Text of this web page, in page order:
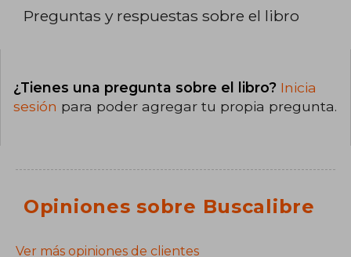
Preguntas y respuestas sobre el libro
¿Tienes una pregunta sobre el libro? Inicia
sesión para poder agregar tu propia pregunta.
Opiniones sobre Buscalibre
Ver más opiniones de clientes